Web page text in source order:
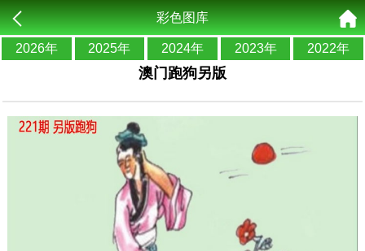
彩色图库
2026年 2025年 2024年 2023年 2022年
澳门跑狗另版